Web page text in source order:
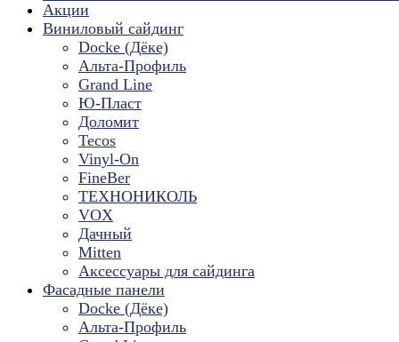
Акции
Виниловый сайдинг
Docke (Дёке)
Альта-Профиль
Grand Line
Ю-Пласт
Доломит
Tecos
Vinyl-On
FineBer
ТЕХНОНИКОЛЬ
VOX
Дачный
Mitten
Аксессуары для сайдинга
Фасадные панели
Docke (Дёке)
Альта-Профиль